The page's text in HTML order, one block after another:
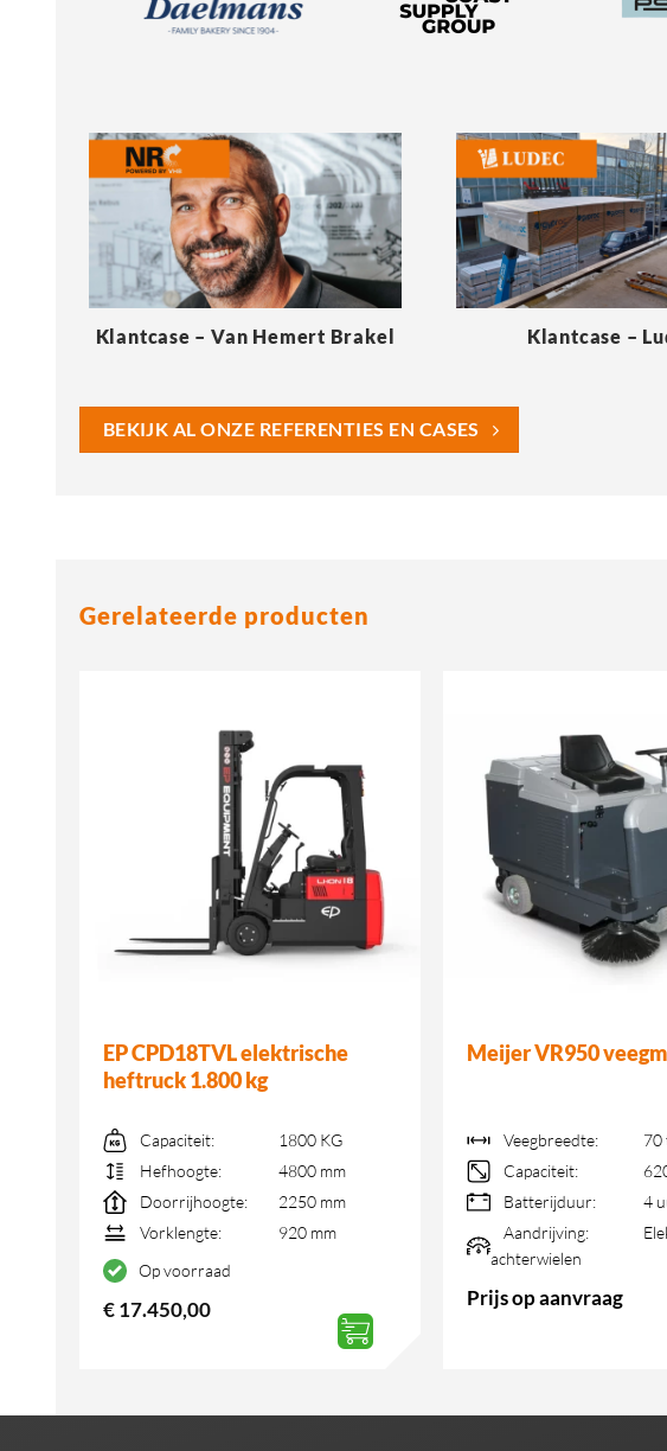
Klantcase – Van Hemert Brakel Klantcase –
BEKIJK AL ONZE REFERENTIES EN CASES
Gerelateerde producten
EP CPD18TVL elektrische
heftruck 1.800 kg
Capaciteit:
1800 KG
Hefhoogte:
4800 mm
Doorrijhoogte:
2250 mm
Vorklengte:
920 mm
Op voorraad
€17.450,00
Meijer VR950
Veegbreedte:
70
Capaciteit:
Batterijduur:
4
Aandrijving:
achterwielen
Prijs op aanvraag